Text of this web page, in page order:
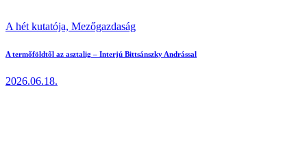
A hét kutatója, Mezőgazdaság
A termőföldtől az asztalig – Interjú Bittsánszky Andrással
2026.06.18.